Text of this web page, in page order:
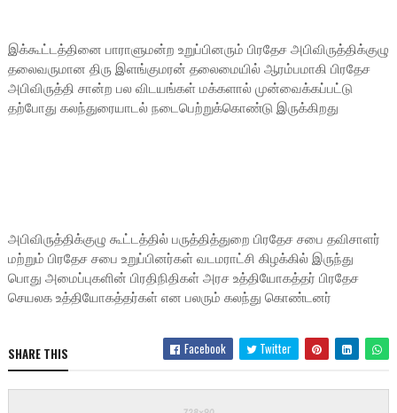
இக்கூட்டத்தினை பாராளுமன்ற உறுப்பினரும் பிரதேச அபிவிருத்திக்குழு
தலைவருமான திரு இளங்குமரன் தலைமையில் ஆரம்பமாகி பிரதேச
அபிவிருத்தி சான்ற பல விடயங்கள் மக்களால் முன்வைக்கப்பட்டு
தற்போது கலந்துரையாடல் நடைபெற்றுக்கொண்டு இருக்கிறது
அபிவிருத்திக்குழு கூட்டத்தில் பருத்தித்துறை பிரதேச சபை தவிசாளர்
மற்றும் பிரதேச சபை உறுப்பினர்கள் வடமராட்சி கிழக்கில் இருந்து
பொது அமைப்புகளின் பிரதிநிதிகள் அரச உத்தியோகத்தர் பிரதேச
செயலக உத்தியோகத்தர்கள் என பலரும் கலந்து கொண்டனர்
SHARE THIS Facebook Twitter